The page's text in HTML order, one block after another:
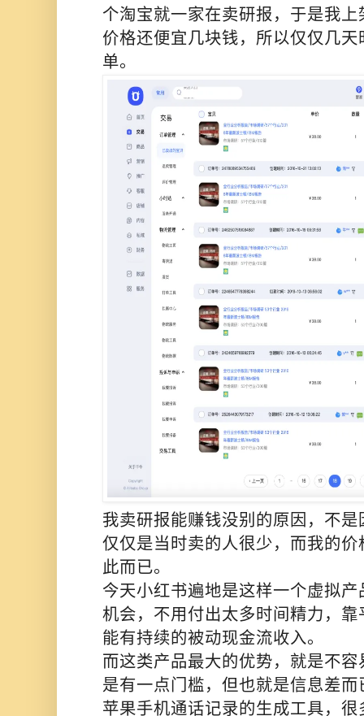
个淘宝就一家在卖研报，于是我
价格还便宜几块钱，所以仅仅几
单。
我卖研报能赚钱没别的原因，不
仅仅是当时卖的人很少，而我的
此而已。
今天小红书遍地是这样一个虚拟
机会，不用付出太多时间精力，
能有持续的被动现金流收入。
而这类产品最大的优势，就是不
是有一点门槛，但也就是信息差
苹果手机通话记录的生成工具，